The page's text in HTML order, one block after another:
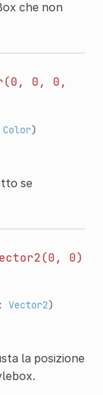
che non
0,
0,
Color)
se
0)
Vector2)
la posizione